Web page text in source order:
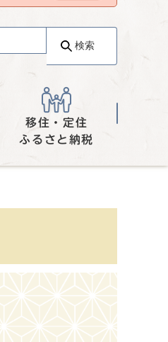
検索
移住・定住
ふるさと納税